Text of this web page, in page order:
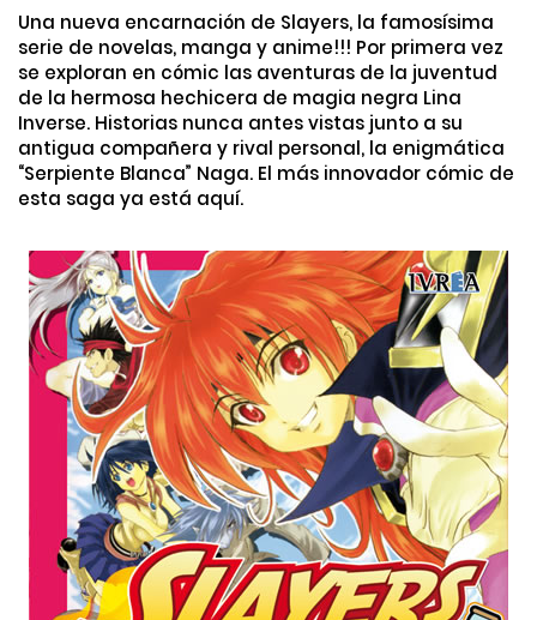
Una nueva encarnación de Slayers, la famosísima
serie de novelas, manga y anime!!! Por primera vez
se exploran en cómic las aventuras de la juventud
de la hermosa hechicera de magia negra Lina
Inverse. Historias nunca antes vistas junto a su
antigua compañera y rival personal, la enigmática
“Serpiente Blanca” Naga. El más innovador cómic de
esta saga ya está aquí.